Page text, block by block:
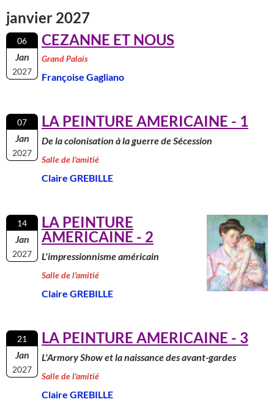
janvier 2027
06
Jan
2027
CEZANNE ET NOUS
Grand Palais
Françoise Gagliano
07
Jan
2027
LA PEINTURE AMERICAINE - 1
De la colonisation à la guerre de Sécession
Salle de l'amitié
Claire GREBILLE
14
Jan
2027
LA PEINTURE
AMERICAINE - 2
L'impressionnisme américain
Salle de l'amitié
Claire GREBILLE
21
Jan
2027
LA PEINTURE AMERICAINE - 3
L'Armory Show et la naissance des avant-gardes
Salle de l'amitié
Claire GREBILLE